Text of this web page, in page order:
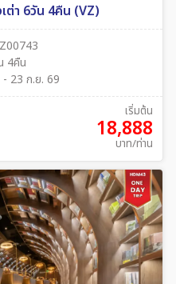
"ไม่ลงร้าน" เข้าเซี่ยงไฮ้ ออกชิงเต่า 6วัน 4คืน (VZ)
4คืน
23 ก.ย. 69
เริ่มต้น
18,888
บาท/ท่าน